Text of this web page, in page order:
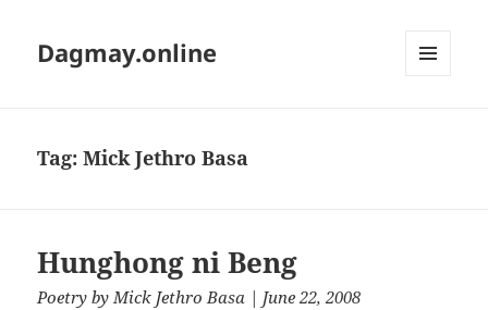
Dagmay.online
Tag:Mick Jethro Basa
Hunghong ni Beng
Poetry byMick Jethro Basa | June 22, 2008